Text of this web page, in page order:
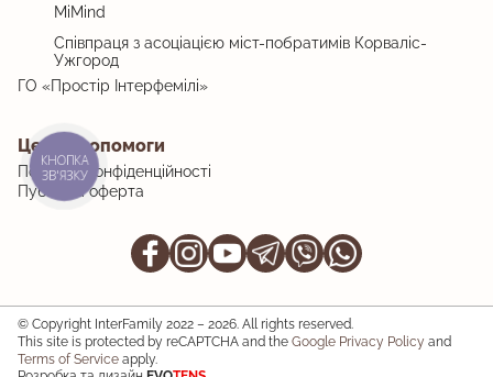
MiMind
Співпраця з асоціацією міст-побратимів Корваліс-
Ужгород
ГО «Простір Інтерфемілі»
Центр допомоги
Політика конфіденційності
Публічна оферта
© Copyright InterFamily 2022 – 2026. All rights reserved.
This site is protected by reCAPTCHA and the Google Privacy Policy and
Terms of Service apply.
КНОПКА
ЗВ'ЯЗКУ